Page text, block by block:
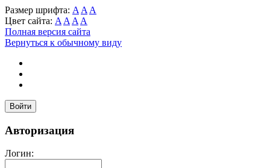
Размер шрифта: A A A
Цвет сайта: A A A A
Полная версия сайта
Вернуться к обычному виду
Войти
Авторизация
Логин: